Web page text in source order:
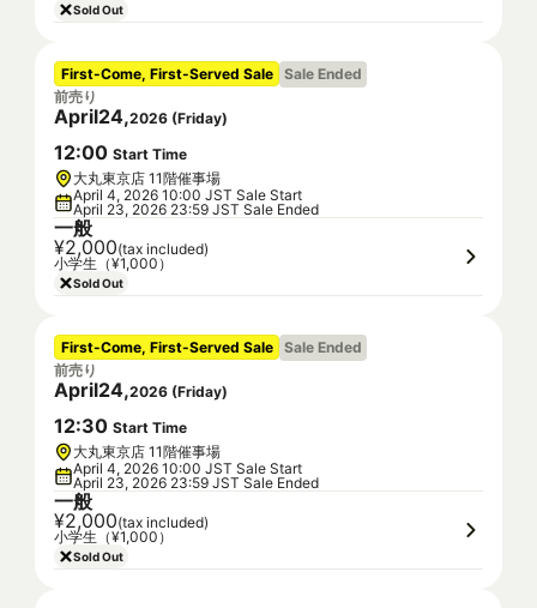
Sold Out
First-Come, First-Served Sale Sale Ended
前売り
April24,2026 (Friday)
12:00 Start Time
大丸東京店 11階催事場
April 4, 2026 10:00 JST Sale Start
April 23, 2026 23:59 JST Sale Ended
一般
¥2,000(tax included)
小学生（¥1,000）
Sold Out
First-Come, First-Served Sale Sale Ended
前売り
April24,2026 (Friday)
12:30 Start Time
大丸東京店 11階催事場
April 4, 2026 10:00 JST Sale Start
April 23, 2026 23:59 JST Sale Ended
一般
¥2,000(tax included)
小学生（¥1,000）
Sold Out